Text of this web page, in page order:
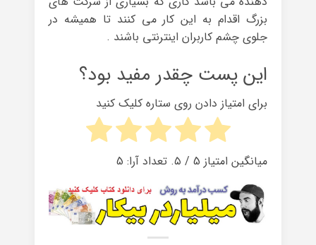
بزرگ اقدام به این کار می کنند تا همیشه در
جلوی چشم کاربران اینترنتی باشند .
این پست چقدر مفید بود؟
برای امتیاز دادن روی ستاره کلیک کنید
میانگین امتیاز 5/ ۵. تعداد آرا: 5